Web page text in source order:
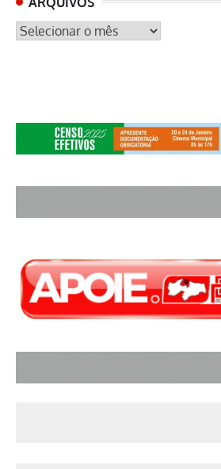
ARQUIVOS